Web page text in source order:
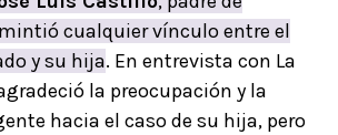
cualquier vínculo entre el
y su hija. En entrevista con La
la preocupación y la
hacia el caso de su hija, pero